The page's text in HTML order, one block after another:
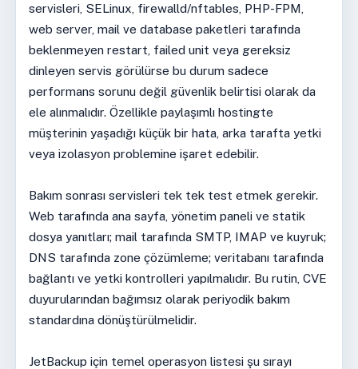
servisleri, SELinux, firewalld/nftables, PHP-FPM,
web server, mail ve database paketleri tarafında
beklenmeyen restart, failed unit veya gereksiz
dinleyen servis görülürse bu durum sadece
performans sorunu değil güvenlik belirtisi olarak da
ele alınmalıdır. Özellikle paylaşımlı hostingte
müşterinin yaşadığı küçük bir hata, arka tarafta yetki
veya izolasyon problemine işaret edebilir.
Bakım sonrası servisleri tek tek test etmek gerekir.
Web tarafında ana sayfa, yönetim paneli ve statik
dosya yanıtları; mail tarafında SMTP, IMAP ve kuyruk;
DNS tarafında zone çözümleme; veritabanı tarafında
bağlantı ve yetki kontrolleri yapılmalıdır. Bu rutin, CVE
duyurularından bağımsız olarak periyodik bakım
standardına dönüştürülmelidir.
JetBackup için temel operasyon listesi şu sırayı